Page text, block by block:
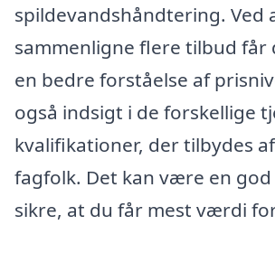
spildevandshåndtering. Ved
sammenligne flere tilbud får
en bedre forståelse af
også indsigt i de forskellige
kvalifikationer, der tilbydes
fagfolk. Det kan være en
sikre, at du får mest værdi